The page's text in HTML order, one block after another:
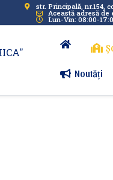
str. Principală, nr.154,
Această adresă
Lun-Vin: 08:00-
Noutăți